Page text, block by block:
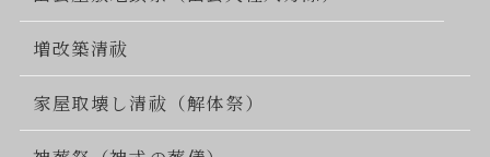
増改築清祓
家屋取壊し清祓（解体祭）